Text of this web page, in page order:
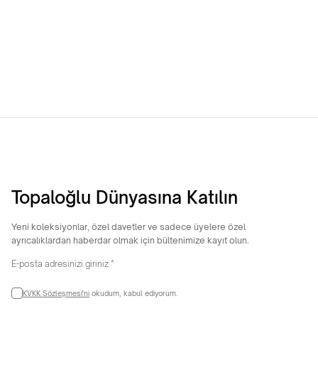
Topaloğlu Dünyasına Katılın
Yeni koleksiyonlar, özel davetler ve sadece üyelere özel
ayrıcalıklardan haberdar olmak için bültenimize kayıt olun.
KVKK Sözleşmesi'ni okudum, kabul ediyorum.